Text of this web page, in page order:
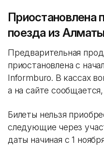
Приостановлена
поезда из
Предварительная
приостановлена с
Informburo. В кассах
а на сайте
Билеты нельзя
следующие через
даты начиная с 1